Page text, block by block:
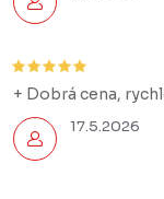
17.5.2026
+ Dobrá cena,